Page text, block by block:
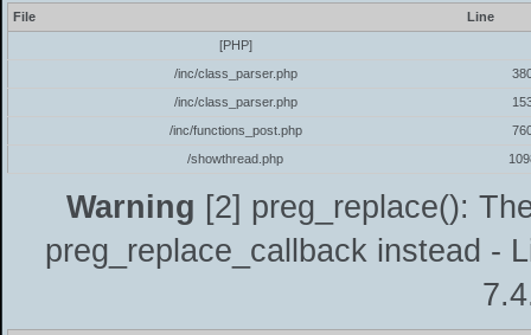
File
Line
[PHP]
/inc/class_parser.php
/inc/class_parser.php
/inc/functions_post.php
/showthread.php
Warning [2] preg_replace():
preg_replace_callback instead -